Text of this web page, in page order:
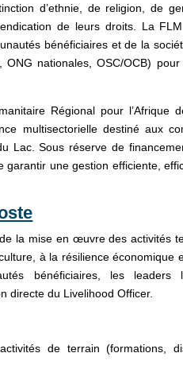
d’ethnie, de religion, de
de leurs droits. La
bénéficiaires et de la
nationales, OSC/OCB)
Régional pour l’Afrique
multisectorielle destiné aux
Lac. Sous réserve de
une gestion efficiente,
la mise en œuvre des activités
à la résilience économique
bénéficiaires, les leaders
directe du Livelihood Officer.
de terrain (formations,